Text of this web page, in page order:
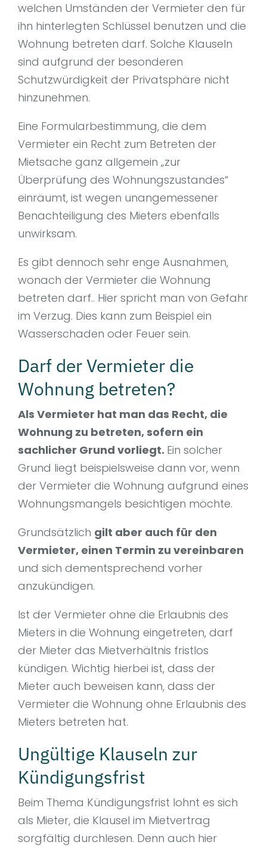
welchen Umständen der Vermieter den für
ihn hinterlegten Schlüssel benutzen und die
Wohnung betreten darf. Solche Klauseln
sind aufgrund der besonderen
Schutzwürdigkeit der Privatsphäre nicht
hinzunehmen.
Eine Formularbestimmung, die dem
Vermieter ein Recht zum Betreten der
Mietsache ganz allgemein „zur
Überprüfung des Wohnungszustandes“
einräumt, ist wegen unangemessener
Benachteiligung des Mieters ebenfalls
unwirksam.
Es gibt dennoch sehr enge Ausnahmen,
wonach der Vermieter die Wohnung
betreten darf.. Hier spricht man von Gefahr
im Verzug. Dies kann zum Beispiel ein
Wasserschaden oder Feuer sein.
Darf der Vermieter die
Wohnung betreten?
Als Vermieter hat man das Recht, die
Wohnung zu betreten, sofern ein
sachlicher Grund vorliegt. Ein solcher
Grund liegt beispielsweise dann vor, wenn
der Vermieter die Wohnung aufgrund eines
Wohnungsmangels besichtigen möchte.
Grundsätzlich gilt aber auch für den
Vermieter, einen Termin zu vereinbaren
und sich dementsprechend vorher
anzukündigen.
Ist der Vermieter ohne die Erlaubnis des
Mieters in die Wohnung eingetreten, darf
der Mieter das Mietverhältnis fristlos
kündigen. Wichtig hierbei ist, dass der
Mieter auch beweisen kann, dass der
Vermieter die Wohnung ohne Erlaubnis des
Mieters betreten hat.
Ungültige Klauseln zur
Kündigungsfrist
Beim Thema Kündigungsfrist lohnt es sich
als Mieter, die Klausel im Mietvertrag
sorgfältig durchlesen. Denn auch hier